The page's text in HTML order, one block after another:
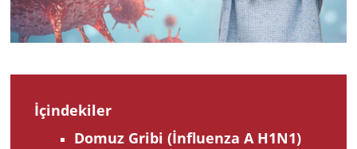
İçindekiler
Domuz Gribi (İnfluenza A H1N1)